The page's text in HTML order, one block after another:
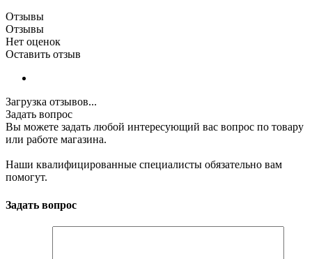
Отзывы
Отзывы
Нет оценок
Оставить отзыв
Загрузка отзывов...
Задать вопрос
Вы можете задать любой интересующий вас вопрос по товару
или работе магазина.
Наши квалифицированные специалисты обязательно вам
помогут.
Задать вопрос